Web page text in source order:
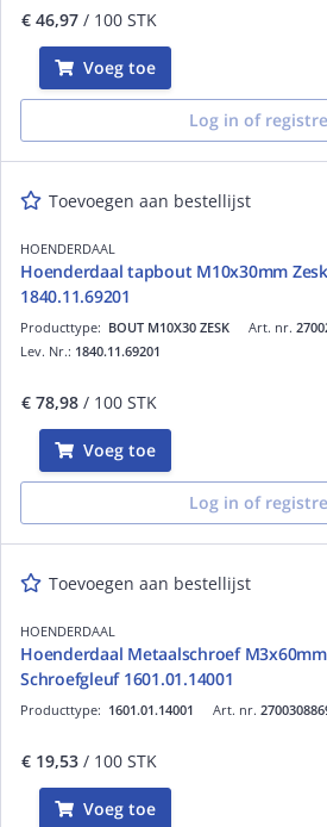
€ 46,97 / 100 STK
Voeg toe
Log in of
Toevoegen aan bestellijst
HOENDERDAAL
Hoenderdaal tapbout M10x30mm
1840.11.69201
Art. nr.
Producttype: BOUT M10X30 ZESK
Lev. Nr.: 1840.11.69201
€ 78,98 / 100 STK
Voeg toe
Log in of
Toevoegen aan bestellijst
HOENDERDAAL
Hoenderdaal Metaalschroef
Schroefgleuf 1601.01.14001
Art. nr.
Producttype: 1601.01.14001
€ 19,53 / 100 STK
Voeg toe